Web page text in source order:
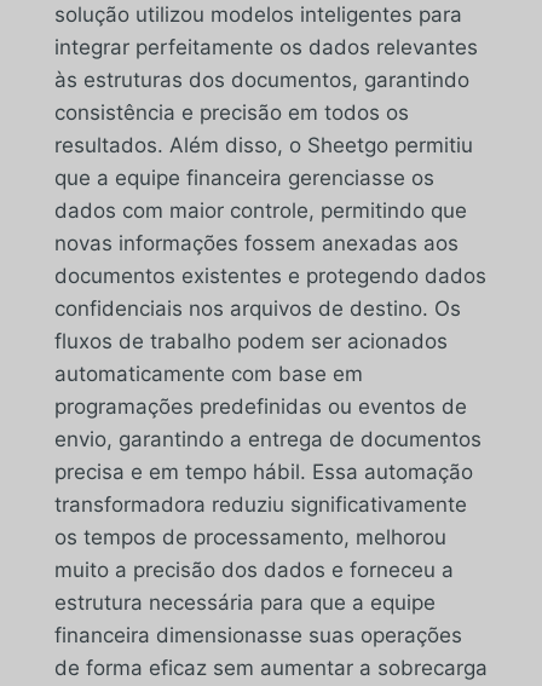
solução utilizou modelos inteligentes para
integrar perfeitamente os dados relevantes
às estruturas dos documentos, garantindo
consistência e precisão em todos os
resultados. Além disso, o Sheetgo permitiu
que a equipe financeira gerenciasse os
dados com maior controle, permitindo que
novas informações fossem anexadas aos
documentos existentes e protegendo dados
confidenciais nos arquivos de destino. Os
fluxos de trabalho podem ser acionados
automaticamente com base em
programações predefinidas ou eventos de
envio, garantindo a entrega de documentos
precisa e em tempo hábil. Essa automação
transformadora reduziu significativamente
os tempos de processamento, melhorou
muito a precisão dos dados e forneceu a
estrutura necessária para que a equipe
financeira dimensionasse suas operações
de forma eficaz sem aumentar a sobrecarga